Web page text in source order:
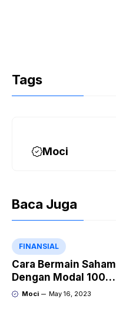
Tags
Moci
Baca Juga
FINANSIAL
Cara Bermain Saham
Dengan Modal 100
Ribu Hasilkan Jutaan
Moci May 16, 2023